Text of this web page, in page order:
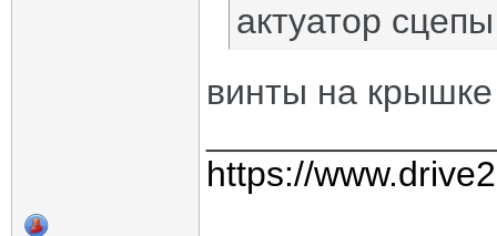
актуатор
винты на
https://